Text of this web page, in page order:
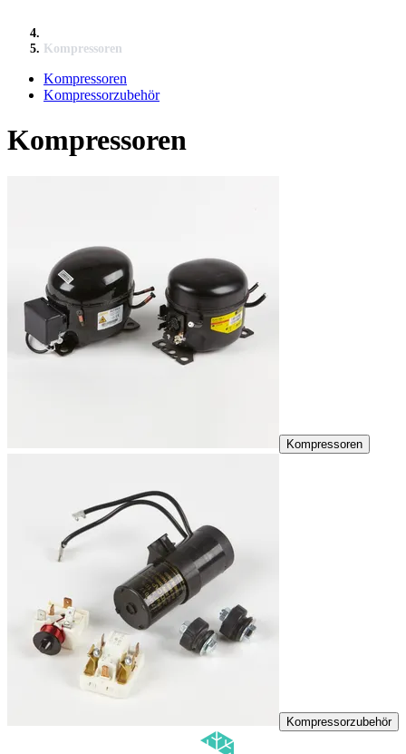
Kompressoren
Kompressoren
Kompressorzubehör
Kompressoren
Kompressoren
Kompressorzubehör